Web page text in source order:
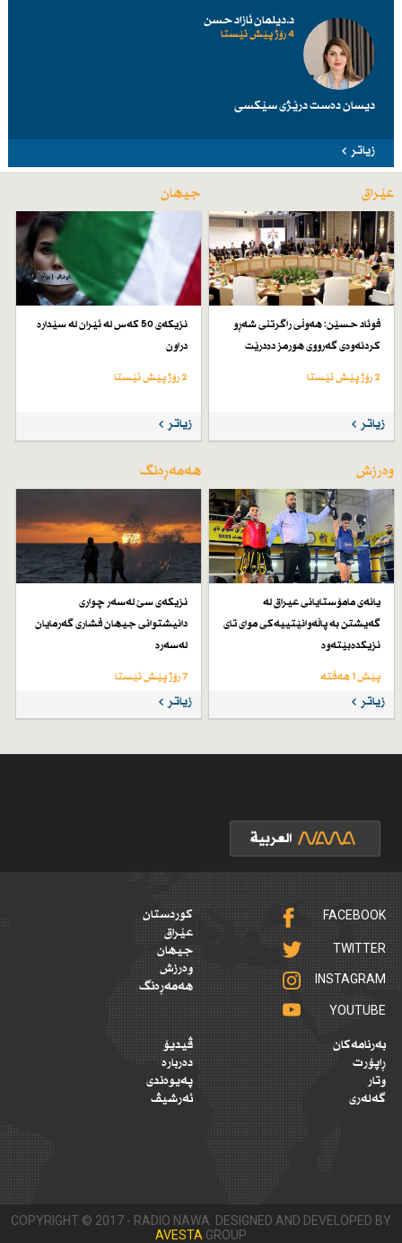
د.دیلمان ئازاد حسن
4 رۆژ پێش ئێستا
دیسان دەست درێژی سێكسی
زیاتر
عێراق
فوئاد حسێن: هەوڵی راگرتنی شەڕو
كردنەوەی گەرووی هورمز دەدرێت
2 رۆژ پێش ئێستا
زیاتر
جیهان
نزیكەی 50 كەس لە ئێران لە سێدارە
دراون
2 رۆژ پێش ئێستا
زیاتر
وەرزش
یانەی مامۆستایانی عیراق لە
گەیشتن بە پاڵەوانێتییەكی موای تای
نزیكدەبێتەوە
پێش 1 هەفتە
زیاتر
هەمەڕەنگ
نزیكەی سێ لەسەر چواری
دانیشتوانی جیهان فشاری گەرمایان
لەسەرە
7 رۆژ پێش ئێستا
زیاتر
FACEBOOK
TWITTER
INSTAGRAM
YOUTUBE
کوردستان
عێراق
جیهان
وەرزش
هەمەڕەنگ
بەرنامەکان
ڕاپۆرت
وتار
گەلەری
ڤیدیۆ
دەربارە
پەیوەندی
ئەرشیڤ
COPYRIGHT © 2017 - RADIO NAWA. DESIGNED AND DEVELOPED BY
AVESTA GROUP